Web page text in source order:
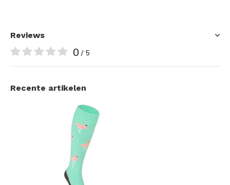
Reviews
0 / 5
Recente artikelen